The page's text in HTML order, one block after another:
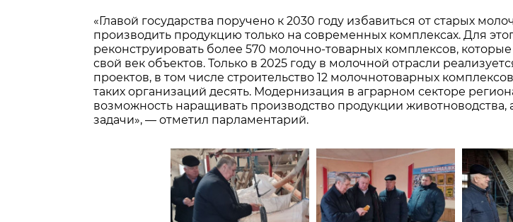
«Главой государства поручено к 2030 году избавиться от старых
производить продукцию только на современных комплексах. Для
реконструировать более 570 молочно-товарных комплексов,
свой век объектов. Только в 2025 году в молочной отрасли
проектов, в том числе строительство 12 молочнотоварных
таких организаций десять. Модернизация в аграрном секторе
возможность наращивать производство продукции животноводства,
задачи», — отметил парламентарий.